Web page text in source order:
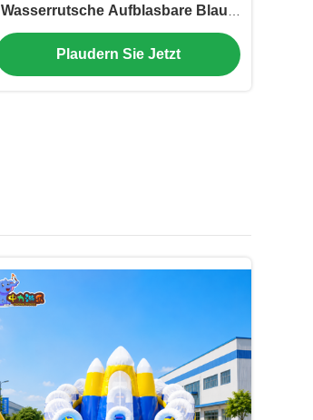
Wasserrutsche Aufblasbare Blaue
Wasserrutsche Mit Pool
Plaudern Sie Jetzt